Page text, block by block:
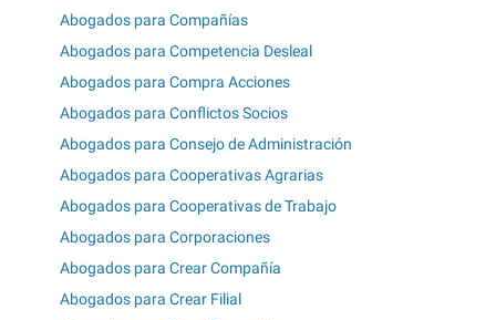
Abogados para Compañías
Abogados para Competencia Desleal
Abogados para Compra Acciones
Abogados para Conflictos Socios
Abogados para Consejo de Administración
Abogados para Cooperativas Agrarias
Abogados para Cooperativas de Trabajo
Abogados para Corporaciones
Abogados para Crear Compañía
Abogados para Crear Filial